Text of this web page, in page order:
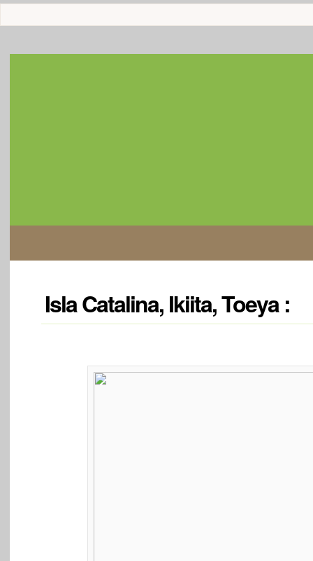
Isla Catalina, Ikiita, Toeya :